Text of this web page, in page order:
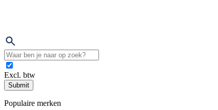
Excl. btw
Submit
Populaire merken